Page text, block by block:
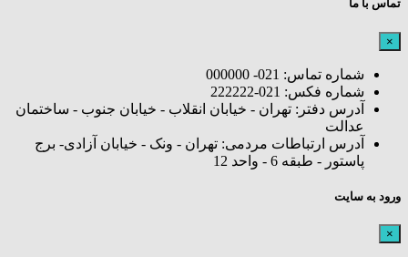
تماس با ما
×
شماره تماس: 021- 000000
شماره فکس: 021-222222
آدرس دفتر: تهران - خیابان انقلاب - خیابان جنوب - ساختمان
عدالت
آدرس ارتباطات مردمی: تهران - ونک - خیابان آزادی- برج
پاستور - طبقه 6 - واحد 12
ورود به سایت
×